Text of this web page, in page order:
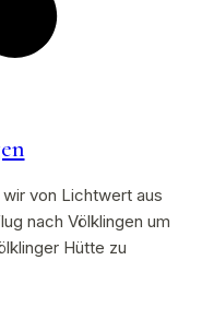
wir von Lichtwert aus
nach Völklingen um
Hütte zu